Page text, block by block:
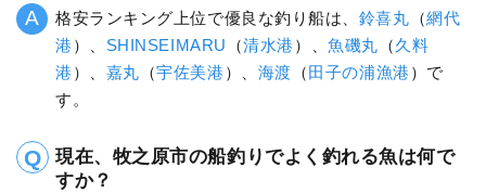
格安ランキング上位で優良な釣り船は、 鈴喜丸 （網代
港 ）、 SHINSEIMARU （清水港 ）、魚磯丸 （久料
港 ）、 嘉丸 （宇佐美港 ）、 海渡 （田子の浦漁港 ）で
す。
現在、牧之原市の船釣りでよく釣れる魚は何で
すか？